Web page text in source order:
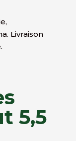
Livraison
5,5